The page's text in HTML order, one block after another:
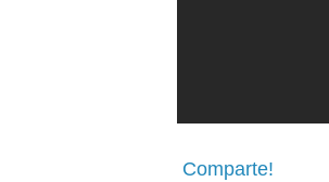
Comparte!